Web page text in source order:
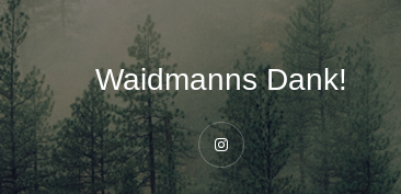
Waidmanns Dank!
Instagram